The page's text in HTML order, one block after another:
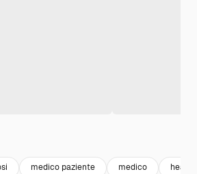
medico paziente medico